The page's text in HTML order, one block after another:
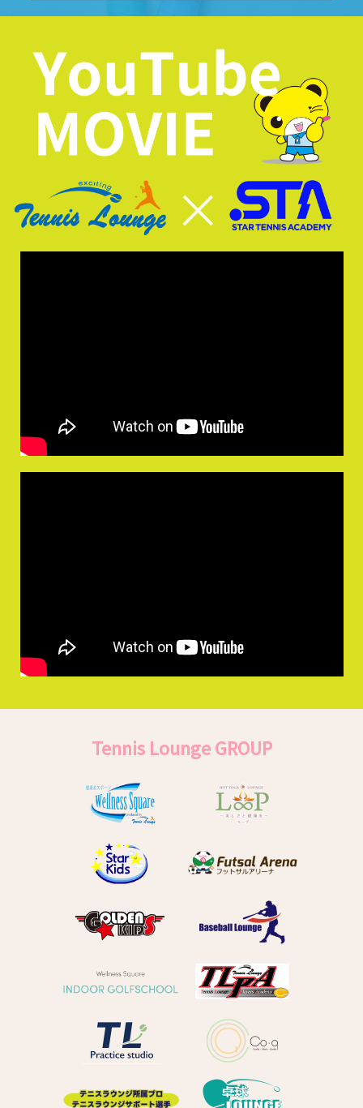
Tennis Lounge GROUP